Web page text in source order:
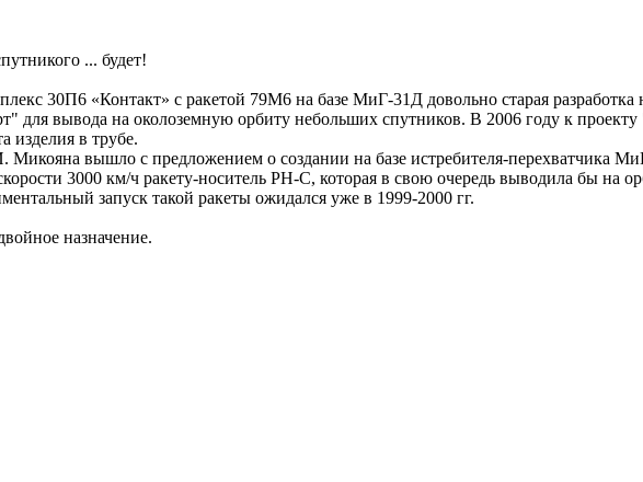
... будет!
30П6 «Контакт» с ракетой 79М6 на базе МиГ-31Д довольно старая разработка
для вывода на околоземную орбиту небольших спутников. В 2006 году к
изделия в трубе.
вышло с предложением о создании на базе истребителя-перехватчика
3000 км/ч ракету-носитель РН-С, которая в свою очередь выводила бы на
запуск такой ракеты ожидался уже в 1999-2000 гг.
назначение.